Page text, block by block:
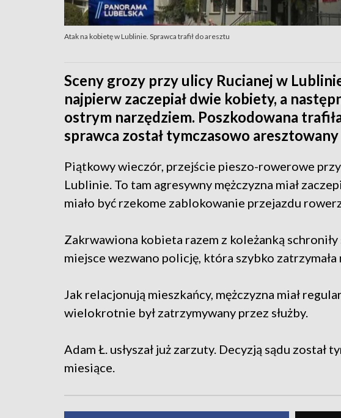
Atak na kobietę w Lublinie. Sprawca trafił do aresztu
Sceny grozy przy ulicy Rucianej w
najpierw zaczepiał dwie kobiety, a
ostrym narzędziem. Poszkodowana
sprawca został tymczasowo aresztowany
Piątkowy wieczór, przejście pieszo-rowerowe
Lublinie. To tam agresywny mężczyzna miał
miało być rzekome zablokowanie przejazdu
Zakrwawiona kobieta razem z koleżanką
miejsce wezwano policję, która szybko zatrzymała
Jak relacjonują mieszkańcy, mężczyzna miał
wielokrotnie był zatrzymywany przez służby.
Adam Ł. usłyszał już zarzuty. Decyzją sądu został
miesiące.